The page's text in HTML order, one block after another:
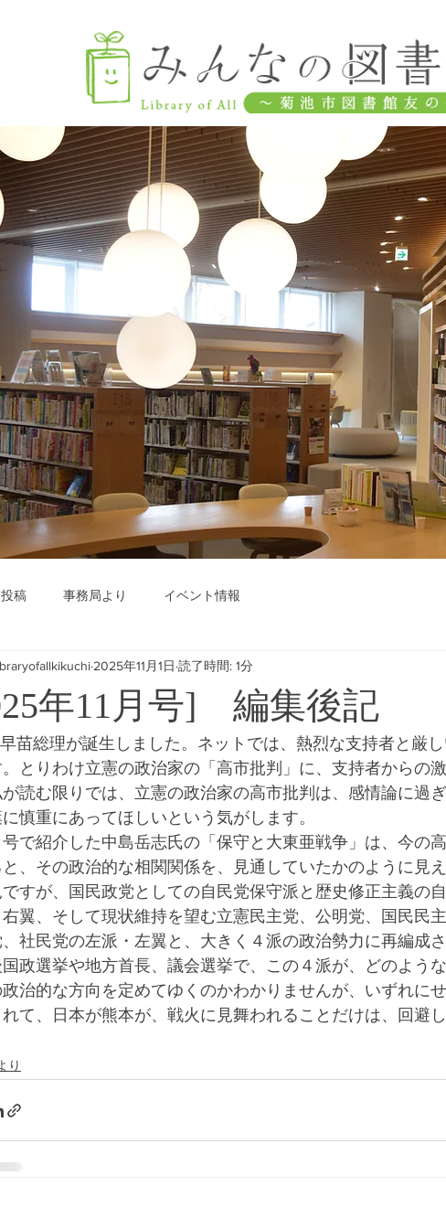
稿 事務局より イベント情報
年11月号] 編集後記
2025年11月1日 読了時間: 1分
とりわけ立憲の政治家の「高市批判」に、支持者からの
読む限りでは、立憲の政治家の高市批判は、感情論に過
慎重にあってほしいという気がします。
で紹介した中島岳志氏の「保守と大東亜戦争」は、今の
、その政治的な相関関係を、見通していたかのように見え
すが、国民政党としての自民党保守派と歴史修正主義の
翼、そして現状維持を望む立憲民主党、公明党、国民民
社民党の左派・左翼と、大きく４派の政治勢力に再編成さ
政選挙や地方首長、議会選挙で、この４派が、どのような
政治的な方向を定めてゆくのかわかりませんが、いずれに
れて、日本が熊本が、戦火に見舞われることだけは、回避
り